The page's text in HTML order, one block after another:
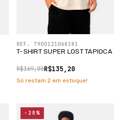
T-SHIRT SUPER LOST TAPIOCA
R$135,20
R$169,00
REF. 7900121068381
Só restam 2 em estoque!
-20%